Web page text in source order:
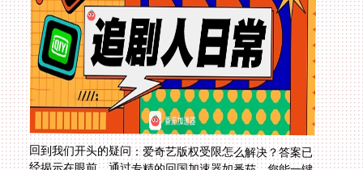
回到我们开头的疑问：爱奇艺版权受限怎么解决？答案已
经揭示在眼前。通过专精的回国加速器如番茄，您能一键
解决平台限制问题，重新拥抱国内优质影视内容。无论您
是留学生或海外工作者，这都不再是奢望。番茄的核心功
能从智能路由到实时售后，提供全面保障。告别“央视影
音暂时不提供该时段内容”的遗憾吧——选择可靠工具，
让您的生活无缝连接故乡的文化气息。行动起来吧，开启